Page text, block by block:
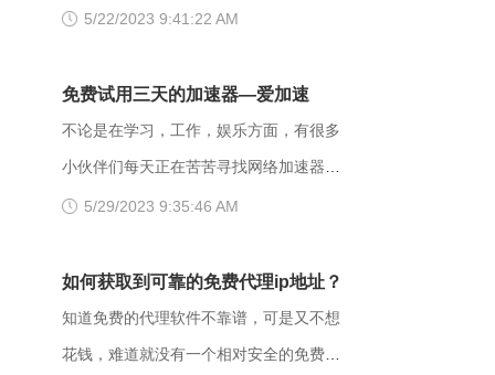
开，大家可以把原来的网址后缀更换成
了。 （二）、更换网络 据部分小伙伴们
反馈，wifi网不好打开网站，需要切换成流
量，如果换流量也不好使的话，推荐大家
么换了移动网后就进不去了呢？是什么原
页面打不开可能和以下两点有关系：其
一，可能是网间互联出口质量差，移动用
户访问电信联通资源对方设置网络限制；
另外也可能是有些小网站在配置.dns服务
析无结果，这种网站一般都是小网站，对
移动dns扩容的dns地址段不识别，解析无
响应或者无结果。 要解决移动网络无法
5/22/2023 9:41:22 AM
免费试用三天的加速器—爱加速
不论是在学习，工作，娱乐方面，有很多
小伙伴们每天正在苦苦寻找网络加速器，
今天给大家推荐一个好用的加速器——爱
时间，大家可以在这段时间里摸索合适自
己的服务器，再决定是否要购买套餐服
务。 很多人为图方便，或者由于资金原
5/29/2023 9:35:46 AM
如何获取到可靠的免费代理ip地址？
知道免费的代理软件不靠谱，可是又不想
花钱，难道就没有一个相对安全的免费代